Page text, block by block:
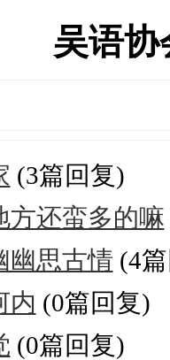
吴语
(3篇回复)
方还蛮多的嘛
思古情 (4
内 (0篇回复)
(0篇回复)